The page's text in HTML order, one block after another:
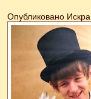
Опубликовано